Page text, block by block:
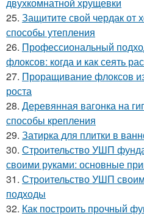
двухкомнатной хрущевки
25. Защитите свой чердак от
способы утепления
26. Профессиональный
флоксов: когда и как сеять
27. Проращивание флоксов
роста
28. Деревянная вагонка на
способы крепления
29. Затирка для плитки в
30. Строительство УШП
своими руками: основные
31. Строительство УШП
подходы
32. Как построить прочный